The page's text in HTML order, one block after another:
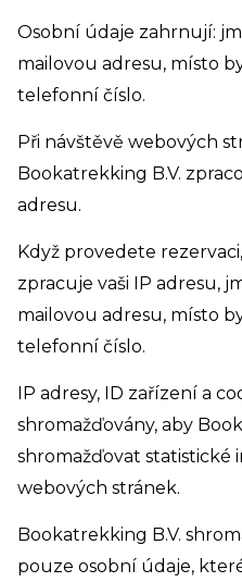
Osobní údaje zahrnují:
mailovou adresu, místo
telefonní číslo.
Při návštěvě webových
Bookatrekking B.V.
adresu.
Když provedete
zpracuje vaši IP adresu,
mailovou adresu, místo
telefonní číslo.
IP adresy, ID zařízení a
shromažďovány, aby
shromažďovat statistické
webových stránek.
Bookatrekking B.V.
pouze osobní údaje,